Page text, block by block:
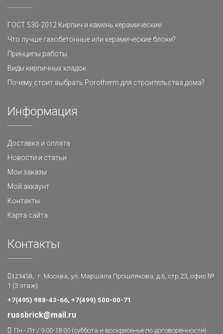
ГОСТ 530-2012 Кирпич и камень керамические.
Что лучше газобетонные или керамические блоки?
Принципы работы
Виды кирпичных кладок
Почему стоит выбрать Porotherm для строительства дома?
Информация
Доставка и оплата
Новости и статьи
Мои заказы
Мой аккаунт
Контакты
Карта сайта
Контакты
123458, г. Москва, ул. Маршала Прошлякова, д.6, стр.23, офис №
1 (3 этаж)
+7(495) 988-43-66, +7(499) 500-00-71
russbrick@mail.ru
Пн - Пт / 9:00-18:00 (суббота и воскресенье по договорённости)